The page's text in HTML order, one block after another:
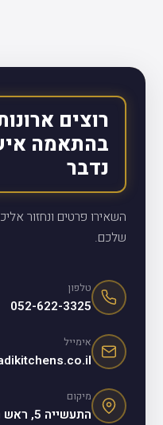
רוצים
בהתאמה
נדבר
השאירו פרטים ונחזור
שלכם.
טלפון
052-622-3325
אימייל
מיקום
התעשייה 5, ראש העין